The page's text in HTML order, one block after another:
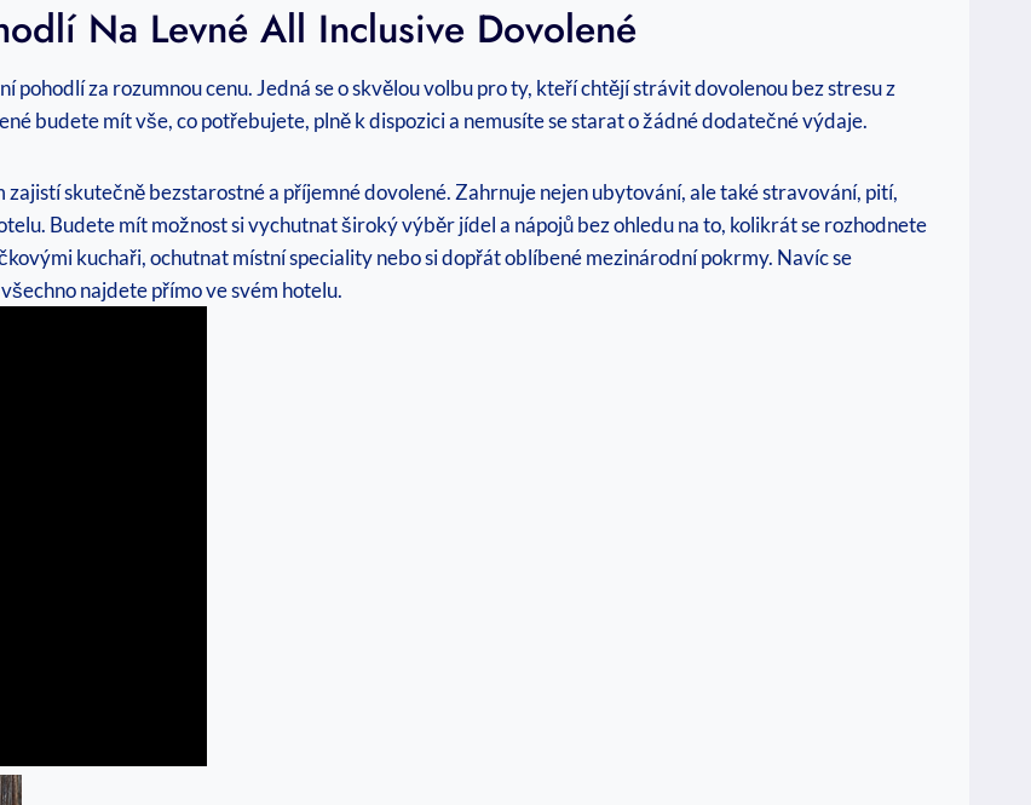
Na Levné All Inclusive ‍dovolené
⁤pohodlí za rozumnou cenu. Jedná se o skvělou volbu pro ty,⁤ kteří chtějí⁢ strávit dovolenou bez stresu z
budete mít vše, co potřebujete, plně k dispozici a nemusíte ​se‌ starat o žádné dodatečné výdaje.
skutečně bezstarostné a příjemné dovolené. Zahrnuje nejen ubytování, ‍ale také stravování, pití,
Budete mít možnost si vychutnat široký⁣ výběr jídel a nápojů bez‍ ohledu na to, ​kolikrát se rozhodnete
kuchaři, ochutnat místní speciality nebo si dopřát oblíbené ⁤mezinárodní pokrmy. Navíc se‌
najdete přímo ve svém hotelu.